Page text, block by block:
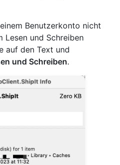
Benutzerkonto nicht
Lesen und Schreiben
auf den Text und
und Schreiben.